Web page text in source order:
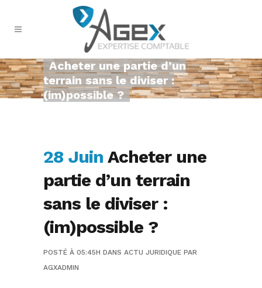
Acheter une partie d’un
terrain sans le diviser :
(im)possible ?
28 Juin Acheter une
partie d’un terrain
sans le diviser :
(im)possible ?
POSTÉ À 05:45H DANS ACTU JURIDIQUE PAR
AGXADMIN